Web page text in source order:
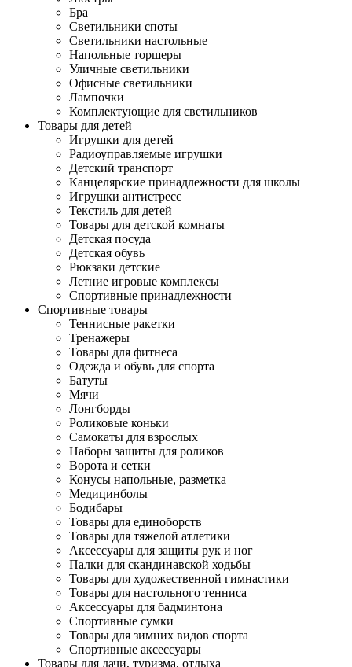
Бра
Светильники споты
Светильники настольные
Напольные торшеры
Уличные светильники
Офисные светильники
Лампочки
Комплектующие для светильников
Товары для детей
Игрушки для детей
Радиоуправляемые игрушки
Детский транспорт
Канцелярские принадлежности для школы
Игрушки антистресс
Текстиль для детей
Товары для детской комнаты
Детская посуда
Детская обувь
Рюкзаки детские
Летние игровые комплексы
Спортивные принадлежности
Спортивные товары
Теннисные ракетки
Тренажеры
Товары для фитнеса
Одежда и обувь для спорта
Батуты
Мячи
Лонгборды
Роликовые коньки
Самокаты для взрослых
Наборы защиты для роликов
Ворота и сетки
Конусы напольные, разметка
Медицинболы
Бодибары
Товары для единоборств
Товары для тяжелой атлетики
Аксессуары для защиты рук и ног
Палки для скандинавской ходьбы
Товары для художественной гимнастики
Товары для настольного тенниса
Аксессуары для бадминтона
Спортивные сумки
Товары для зимних видов спорта
Спортивные аксессуары
Товары для дачи, туризма, отдыха